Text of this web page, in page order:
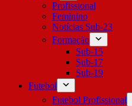
Profissional
Feminino
Notícias Sub-23
Formação
Sub-15
Sub-17
Sub-19
Futebol
Futebol Profissional